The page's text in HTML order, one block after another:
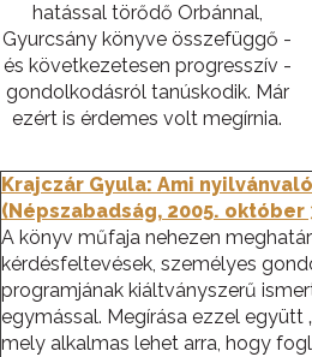
hatással törődő Orbánnal,
Gyurcsány könyve összefüggő -
és következetesen progresszív -
gondolkodásról tanúskodik. Már
ezért is érdemes volt megírnia.
Krajczár Gyula: Ami
(Népszabadság, 2005. október
A könyv műfaja nehezen
kérdésfeltevések, személyes
programjának kiáltványszerű
egymással. Megírása ezzel együtt
mely alkalmas lehet arra, hogy